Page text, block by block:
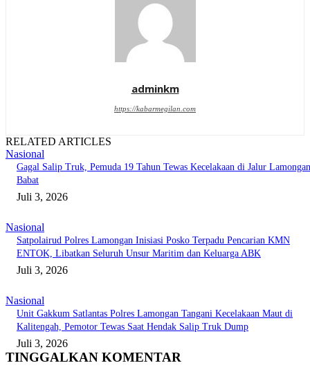
adminkm
https://kabarmegilan.com
RELATED ARTICLES
Nasional
Gagal Salip Truk, Pemuda 19 Tahun Tewas Kecelakaan di Jalur
Babat
Juli 3, 2026
Nasional
Satpolairud Polres Lamongan Inisiasi Posko Terpadu Pencarian KMN
ENTOK, Libatkan Seluruh Unsur Maritim dan Keluarga ABK
Juli 3, 2026
Nasional
Unit Gakkum Satlantas Polres Lamongan Tangani Kecelakaan Maut di
Kalitengah, Pemotor Tewas Saat Hendak Salip Truk Dump
Juli 3, 2026
TINGGALKAN KOMENTAR